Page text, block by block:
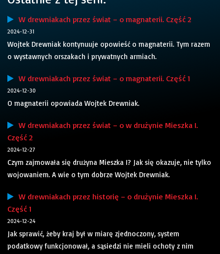
W drewniakach przez świat – o magnaterii. Część 2
2024-12-31
Wojtek Drewniak kontynuuje opowieść o magnaterii. Tym razem
o wystawnych orszakach i prywatnych armiach.
W drewniakach przez świat – o magnaterii. Część 1
2024-12-30
O magnaterii opowiada Wojtek Drewniak.
W drewniakach przez świat – o w drużynie Mieszka I.
Część 2
2024-12-27
Czym zajmowała się drużyna Mieszka I? Jak się okazuje, nie tylko
wojowaniem. A wie o tym dobrze Wojtek Drewniak.
W drewniakach przez historię – o drużynie Mieszka I.
Część 1
2024-12-24
Jak sprawić, żeby kraj był w miarę zjednoczony, system
podatkowy funkcjonował, a sąsiedzi nie mieli ochoty z nim